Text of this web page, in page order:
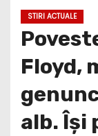
STIRI ACTUALE
Floyd,
alb. Își